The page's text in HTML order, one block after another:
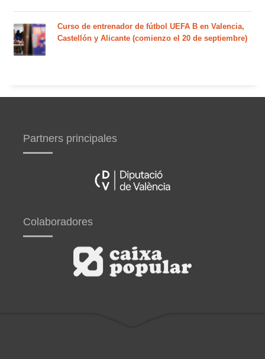
Curso de entrenador de fútbol UEFA B en Valencia,
Castellón y Alicante (comienzo el 20 de septiembre)
Partners principales
Colaboradores